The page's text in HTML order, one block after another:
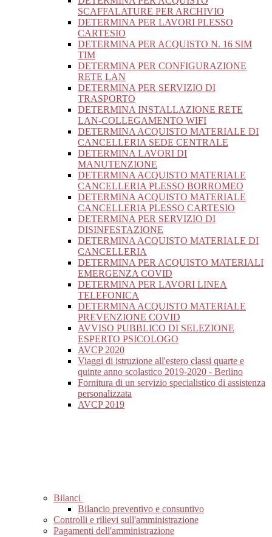
SCAFFALATURE PER ARCHIVIO
DETERMINA PER LAVORI PLESSO
CARTESIO
DETERMINA PER ACQUISTO N. 16 SIM
TIM
DETERMINA PER CONFIGURAZIONE
RETE LAN
DETERMINA PER SERVIZIO DI
TRASPORTO
DETERMINA INSTALLAZIONE RETE
LAN-COLLEGAMENTO WIFI
DETERMINA ACQUISTO MATERIALE DI
CANCELLERIA SEDE CENTRALE
DETERMINA LAVORI DI
MANUTENZIONE
DETERMINA ACQUISTO MATERIALE
CANCELLERIA PLESSO BORROMEO
DETERMINA ACQUISTO MATERIALE
CANCELLERIA PLESSO CARTESIO
DETERMINA PER SERVIZIO DI
DISINFESTAZIONE
DETERMINA ACQUISTO MATERIALE DI
CANCELLERIA
DETERMINA PER ACQUISTO MATERIALI
EMERGENZA COVID
DETERMINA PER LAVORI LINEA
TELEFONICA
DETERMINA ACQUISTO MATERIALE
PREVENZIONE COVID
AVVISO PUBBLICO DI SELEZIONE
ESPERTO PSICOLOGO
AVCP 2020
Viaggi di istruzione all'estero classi quarte e
quinte anno scolastico 2019-2020 - Berlino
Fornitura di un servizio specialistico di assistenza
personalizzata
AVCP 2019
Bilanci
Bilancio preventivo e consuntivo
Controlli e rilievi sull'amministrazione
Pagamenti dell'amministrazione